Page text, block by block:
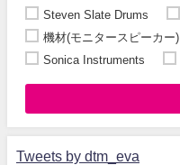
Steven Slate Drums
機材(モニタースピーカー)
Sonica Instruments
Tweets by dtm_eva